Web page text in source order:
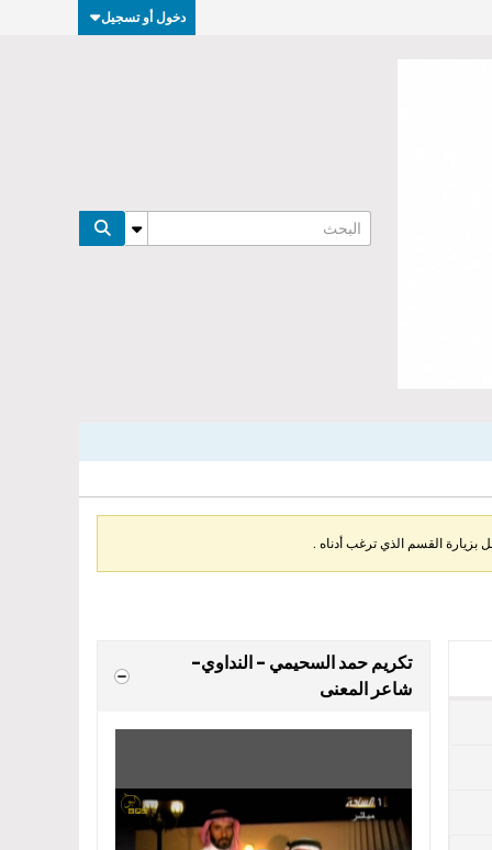
دخول أو تسجيل
القسم الذي ترغب أدناه .
تكريم حمد السحيمي - النداوي-
شاعر المعنى